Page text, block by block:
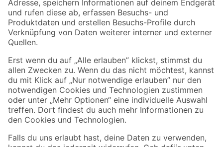
Zahlungsarten Versandarten
Sicher einkaufen
Jetzt die toom-App herunterladen